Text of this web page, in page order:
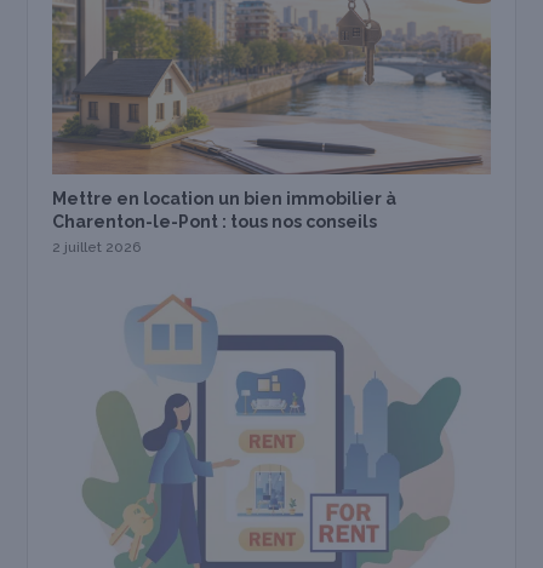
Mettre en location un bien immobilier à
Charenton-le-Pont : tous nos conseils
2 juillet 2026